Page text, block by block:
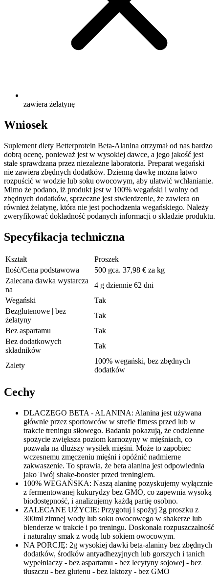
zawiera żelatynę
Wniosek
Suplement diety Betterprotein Beta-Alanina otrzymał od nas bardzo
dobrą ocenę, ponieważ jest w wysokiej dawce, a jego jakość jest
stale sprawdzana przez niezależne laboratoria. Preparat wegański
nie zawiera zbędnych dodatków. Dzienną dawkę można łatwo
rozpuścić w wodzie lub soku owocowym, aby ułatwić wchłanianie.
Mimo że podano, iż produkt jest w 100% wegański i wolny od
zbędnych dodatków, sprzeczne jest stwierdzenie, że zawiera on
również żelatynę, która nie jest pochodzenia wegańskiego. Należy
zweryfikować dokładność podanych informacji o składzie produktu.
Specyfikacja techniczna
Kształt
Proszek
Ilość/Cena podstawowa
500 gca. 37,98 € za kg
Zalecana dawka wystarcza
na
4 g dziennie 62 dni
Wegański
Tak
Bezglutenowe | bez
żelatyny
Tak
Bez aspartamu
Tak
Bez dodatkowych
składników
Tak
Zalety
100% wegański, bez zbędnych
dodatków
Cechy
DLACZEGO BETA - ALANINA: Alanina jest używana
głównie przez sportowców w strefie fitness przed lub w
trakcie treningu siłowego. Badania pokazują, że codzienne
spożycie zwiększa poziom karnozyny w mięśniach, co
pozwala na dłuższy wysiłek mięśni. Może to zapobiec
wczesnemu zmęczeniu mięśni i opóźnić nadmierne
zakwaszenie. To sprawia, że beta alanina jest odpowiednia
jako Twój shake-booster przed treningiem.
100% WEGAŃSKA: Naszą alaninę pozyskujemy wyłącznie
z fermentowanej kukurydzy bez GMO, co zapewnia wysoką
biodostępność, i analizujemy każdą partię osobno.
ZALECANE UŻYCIE: Przygotuj i spożyj 2g proszku z
300ml zimnej wody lub soku owocowego w shakerze lub
blenderze w trakcie i po treningu. Doskonała rozpuszczalność
i naturalny smak z wodą lub sokiem owocowym.
NA PORCJĘ: 2g wysokiej dawki beta-alaniny bez zbędnych
dodatków, środków antyadhezyjnych lub gorszych i tanich
wypełniaczy - bez aspartamu - bez lecytyny sojowej - bez
tłuszczu - bez glutenu - bez laktozy - bez GMO